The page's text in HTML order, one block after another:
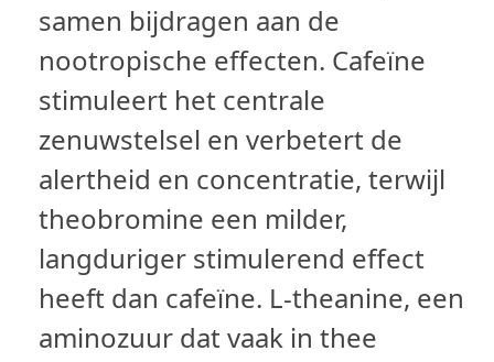
samen bijdragen aan de
nootropische effecten. Cafeïne
stimuleert het centrale
zenuwstelsel en verbetert de
alertheid en concentratie, terwijl
theobromine een milder,
langduriger stimulerend effect
heeft dan cafeïne. L-theanine, een
aminozuur dat vaak in thee